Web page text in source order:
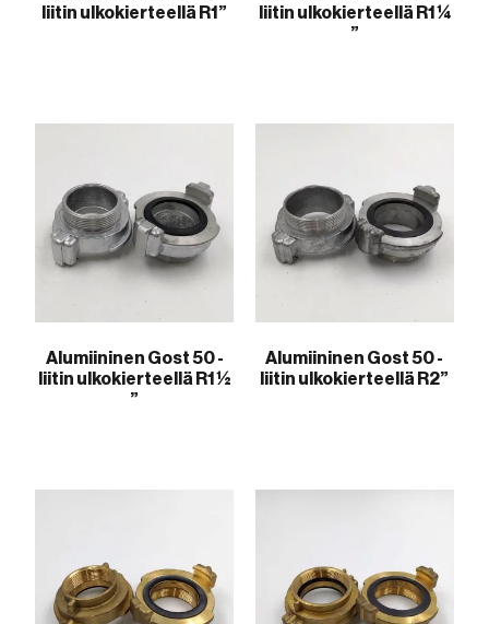
liitin ulkokierteellä R1”
liitin ulkokierteellä R1 ¼
”
Alumiininen Gost 50 -
liitin ulkokierteellä R1 ½
”
Alumiininen Gost 50 -
liitin ulkokierteellä R2”